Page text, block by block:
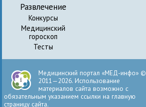
Развлечение
Конкурсы
Медицинский
гороскоп
Тесты
Медицинский портал «МЕД-инфо» ©
2011—2026. Использование
материалов сайта возможно с
обязательным указанием ссылки на главную
страницу сайта.